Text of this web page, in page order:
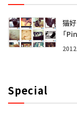
猫
「
Special